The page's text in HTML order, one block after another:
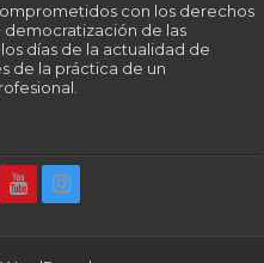
con los derechos
democratización de las
días de la actualidad de
de la práctica de un